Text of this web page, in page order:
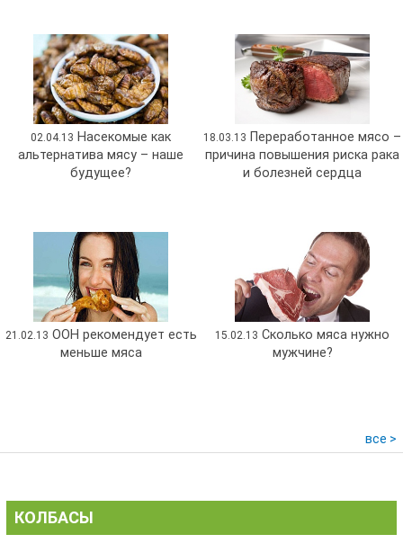
02.04.13 Насекомые как
альтернатива мясу – наше
будущее?
18.03.13 Переработанное мясо –
причина повышения риска рака
и болезней сердца
21.02.13 ООН рекомендует есть
меньше мяса
15.02.13 Сколько мяса нужно
мужчине?
все >
КОЛБАСЫ